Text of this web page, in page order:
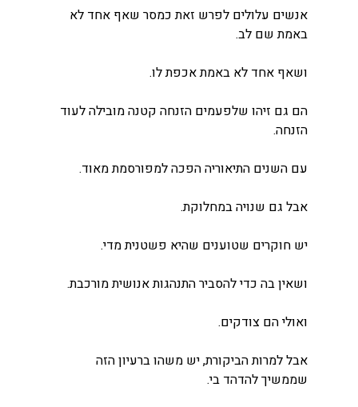
אנשים עלולים לפרש זאת כמסר שאף אחד לא
באמת שם לב.
ושאף אחד לא באמת אכפת לו.
הם גם זיהו שלפעמים הזנחה קטנה מובילה לעוד
הזנחה.
עם השנים התיאוריה הפכה למפורסמת מאוד.
אבל גם שנויה במחלוקת.
יש חוקרים שטוענים שהיא פשטנית מדי.
ושאין בה כדי להסביר התנהגות אנושית מורכבת.
ואולי הם צודקים.
אבל למרות הביקורת, יש משהו ברעיון הזה
שממשיך להדהד בי.